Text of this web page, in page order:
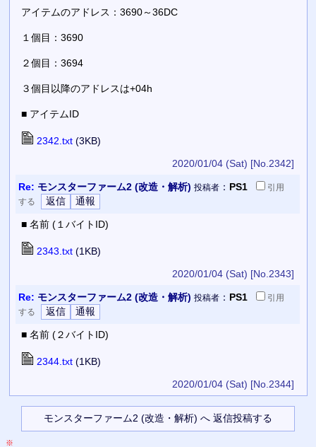
アイテムのアドレス：3690～36DC
１個目：3690
２個目：3694
３個目以降のアドレスは+04h
■ アイテムID
2342.txt(3KB)
2020/01/04 (Sat) [No.2342]
Re: モンスターファーム2 (改造・解析) 投稿者： PS1
引用
する
■ 名前 (１バイトID)
2343.txt(1KB)
2020/01/04 (Sat) [No.2343]
Re: モンスターファーム2 (改造・解析) 投稿者： PS1
引用
する
■ 名前 (２バイトID)
2344.txt(1KB)
2020/01/04 (Sat) [No.2344]
※